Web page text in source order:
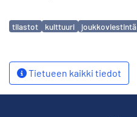
Avainsanat
tilastot kulttuuri joukkoviestintä
Tietueen kaikki tiedot